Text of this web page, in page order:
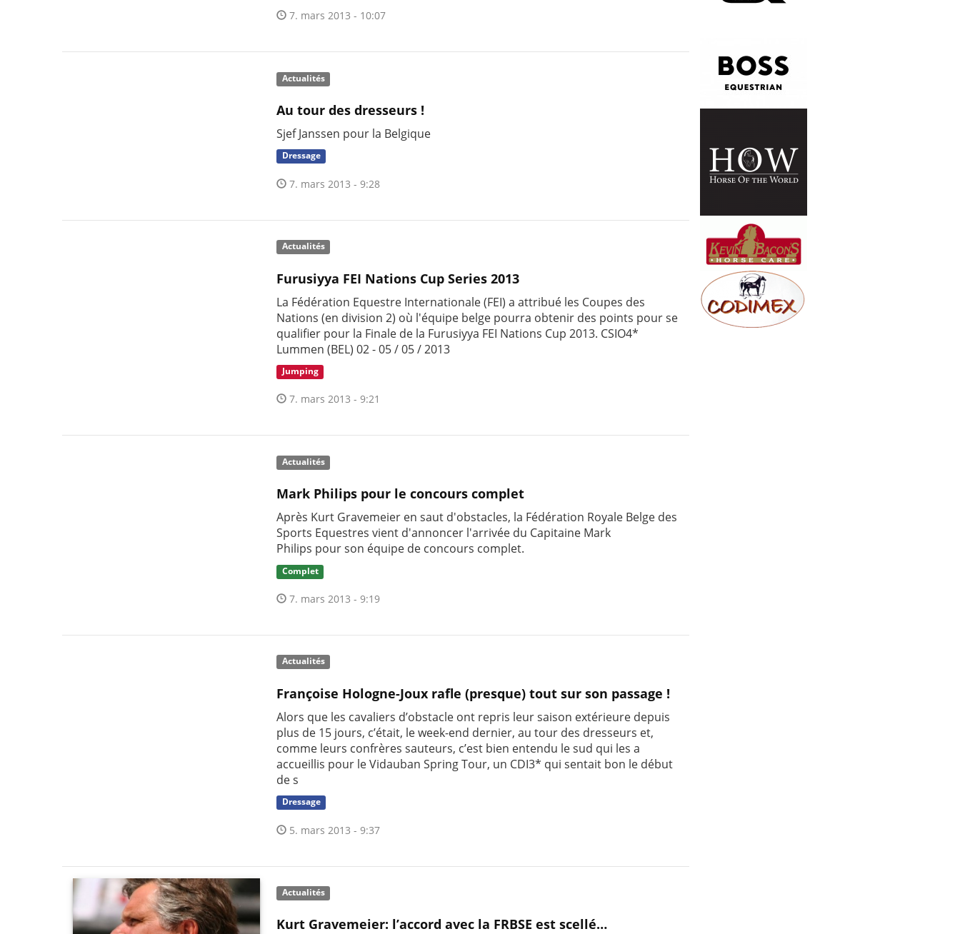
7. mars 2013 - 10:07
Actualités
Au tour des dresseurs !
Sjef Janssen pour la Belgique
Dressage
7. mars 2013 - 9:28
Actualités
Furusiyya FEI Nations Cup Series 2013
La Fédération Equestre Internationale (FEI) a attribué les Coupes des
Nations (en division 2) où l'équipe belge pourra obtenir des points pour se
qualifier pour la Finale de la Furusiyya FEI Nations Cup 2013. CSIO4*
Lummen (BEL) 02 - 05 / 05 / 2013
Jumping
7. mars 2013 - 9:21
Actualités
Mark Philips pour le concours complet
Après Kurt Gravemeier en saut d'obstacles, la Fédération Royale Belge des
Sports Equestres vient d'annoncer l'arrivée du Capitaine Mark
Philips pour son équipe de concours complet.
Complet
7. mars 2013 - 9:19
Actualités
Françoise Hologne-Joux rafle (presque) tout sur son passage !
Alors que les cavaliers d’obstacle ont repris leur saison extérieure depuis
plus de 15 jours, c’était, le week-end dernier, au tour des dresseurs et,
comme leurs confrères sauteurs, c’est bien entendu le sud qui les a
accueillis pour le Vidauban Spring Tour, un CDI3* qui sentait bon le début
de s
Dressage
5. mars 2013 - 9:37
Actualités
Kurt Gravemeier: l’accord avec la FRBSE est scellé…